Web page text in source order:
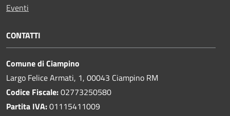
Eventi
CONTATTI
Comune di Ciampino
Largo Felice Armati, 1, 00043 Ciampino RM
Codice Fiscale:02773250580
Partita IVA:01115411009